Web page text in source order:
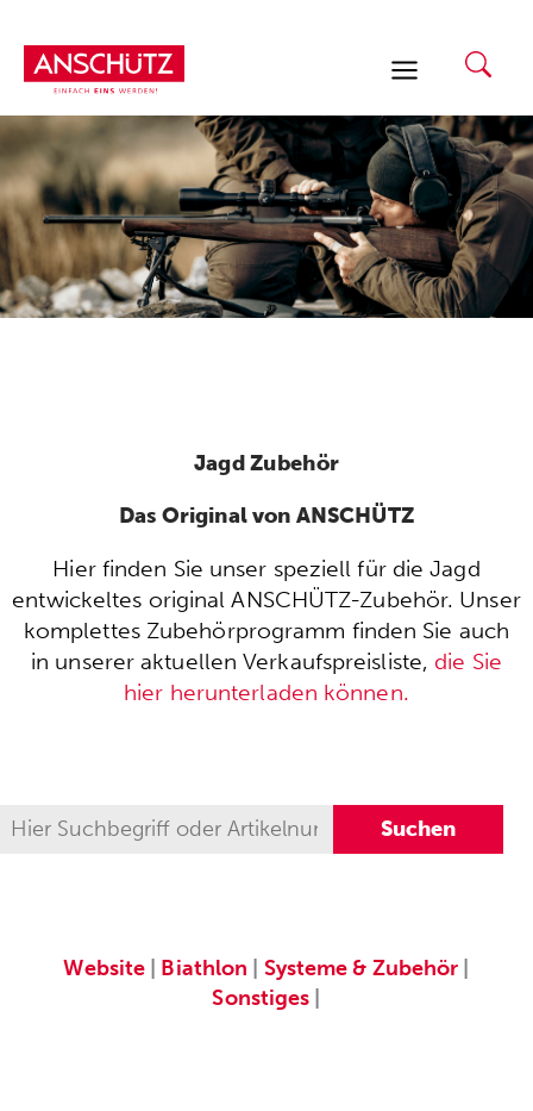
Inhalt
springen
Jagd Zubehör
Das Original von ANSCHÜTZ
Hier finden Sie unser speziell für die Jagd
entwickeltes original ANSCHÜTZ-Zubehör. Unser
komplettes Zubehörprogramm finden Sie auch
in unserer aktuellen Verkaufspreisliste, die Sie
hier herunterladen können.
Website Biathlon Systeme & Zubehör
Sonstiges